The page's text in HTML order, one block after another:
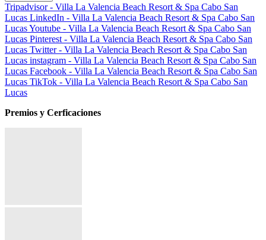
Tripadvisor - Villa La Valencia Beach Resort & Spa Cabo San
Lucas LinkedIn - Villa La Valencia Beach Resort & Spa Cabo San
LucasYoutube - Villa La Valencia Beach Resort & Spa Cabo San
Lucas Pinterest - Villa La Valencia Beach Resort & Spa Cabo San
Lucas Twitter - Villa La Valencia Beach Resort & Spa Cabo San
Lucas instagram - Villa La Valencia Beach Resort & Spa Cabo San
Lucas Facebook - Villa La Valencia Beach Resort & Spa Cabo San
Lucas TikTok - Villa La Valencia Beach Resort & Spa Cabo San
Lucas
Premios y Cerficaciones